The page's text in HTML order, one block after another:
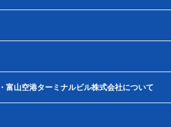
富山空港ターミナルビル株式会社について